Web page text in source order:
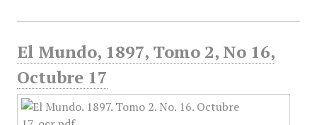
El Mundo, 1897, Tomo 2, No 16,
Octubre 17